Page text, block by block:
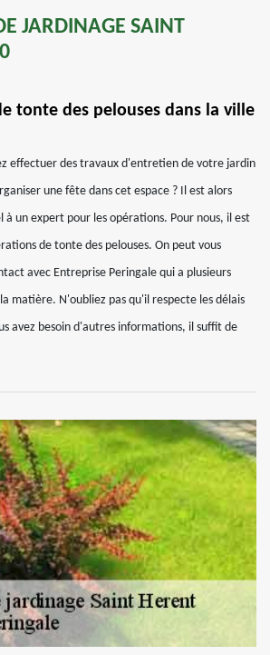
JARDINAGE SAINT
tonte des pelouses dans la ville
effectuer des travaux d'entretien de votre jardin
une fête dans cet espace ? Il est alors
à un expert pour les opérations. Pour nous, il est
de tonte des pelouses. On peut vous
avec Entreprise Peringale qui a plusieurs
matière. N'oubliez pas qu'il respecte les délais
avez besoin d'autres informations, il suffit de